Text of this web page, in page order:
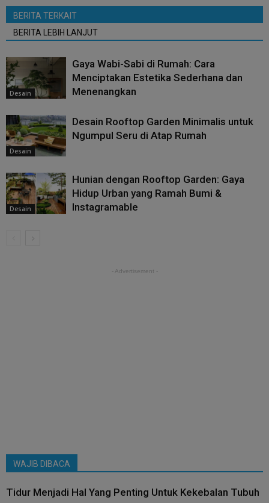
BERITA TERKAIT
BERITA LEBIH LANJUT
Desain
Gaya Wabi-Sabi di Rumah: Cara
Menciptakan Estetika Sederhana dan
Menenangkan
Desain
Desain Rooftop Garden Minimalis untuk
Ngumpul Seru di Atap Rumah
Desain
Hunian dengan Rooftop Garden: Gaya
Hidup Urban yang Ramah Bumi &
Instagramable
- Advertisement -
WAJIB DIBACA
Tidur Menjadi Hal Yang Penting Untuk Kekebalan Tubuh